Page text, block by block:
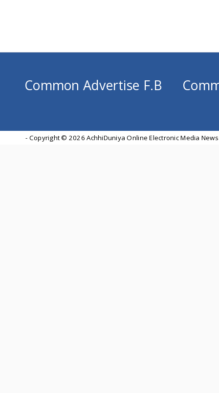
Common Advertise F.B
- Copyright © 2026 AchhiDuniya Online Electronic Media